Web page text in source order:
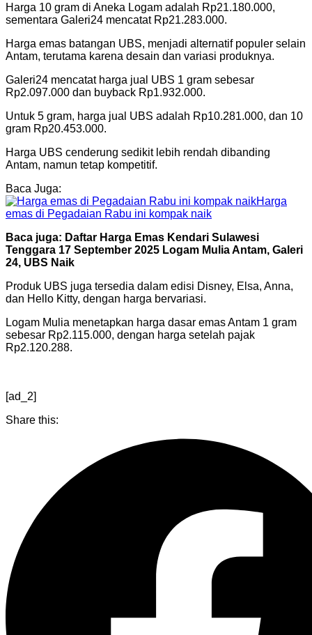
Harga 10 gram di Aneka Logam adalah Rp21.180.000,
sementara Galeri24 mencatat Rp21.283.000.
Harga emas batangan UBS, menjadi alternatif populer selain
Antam, terutama karena desain dan variasi produknya.
Galeri24 mencatat harga jual UBS 1 gram sebesar
Rp2.097.000 dan buyback Rp1.932.000.
Untuk 5 gram, harga jual UBS adalah Rp10.281.000, dan 10
gram Rp20.453.000.
Harga UBS cenderung sedikit lebih rendah dibanding
Antam, namun tetap kompetitif.
Baca Juga:
Harga
emas di Pegadaian Rabu ini kompak naik
Baca juga: Daftar Harga Emas Kendari Sulawesi
Tenggara 17 September 2025 Logam Mulia Antam, Galeri
24, UBS Naik
Produk UBS juga tersedia dalam edisi Disney, Elsa, Anna,
dan Hello Kitty, dengan harga bervariasi.
Logam Mulia menetapkan harga dasar emas Antam 1 gram
sebesar Rp2.115.000, dengan harga setelah pajak
Rp2.120.288.
[ad_2]
Share this: